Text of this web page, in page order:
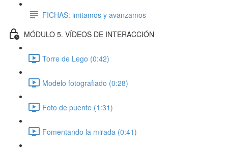
FICHAS: imitamos y avanzamos
MÓDULO 5. VÍDEOS DE INTERACCIÓN
Torre de Lego (0:42)
Modelo fotografiado (0:28)
Foto de puente (1:31)
Fomentando la mirada (0:41)